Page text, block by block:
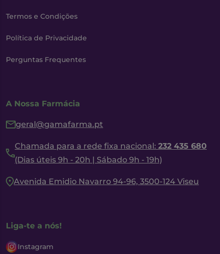
Termos e Condições
Política de Privacidade
Perguntas Frequentes
A Nossa Farmácia
geral@gamafarma.pt
Chamada para a rede fixa nacional: 232 435 680
(Dias úteis 9h - 20h | Sábado 9h - 19h)
Avenida Emidio Navarro 94-96, 3500-124 Viseu
Liga-te a nós!
Instagram